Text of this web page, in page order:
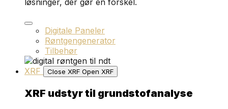
løsninger, der gør en forskel.
Digitale Paneler
Røntgengenerator
Tilbehør
XRF
Close XRF Open XRF
XRF udstyr til grundstofanalyse